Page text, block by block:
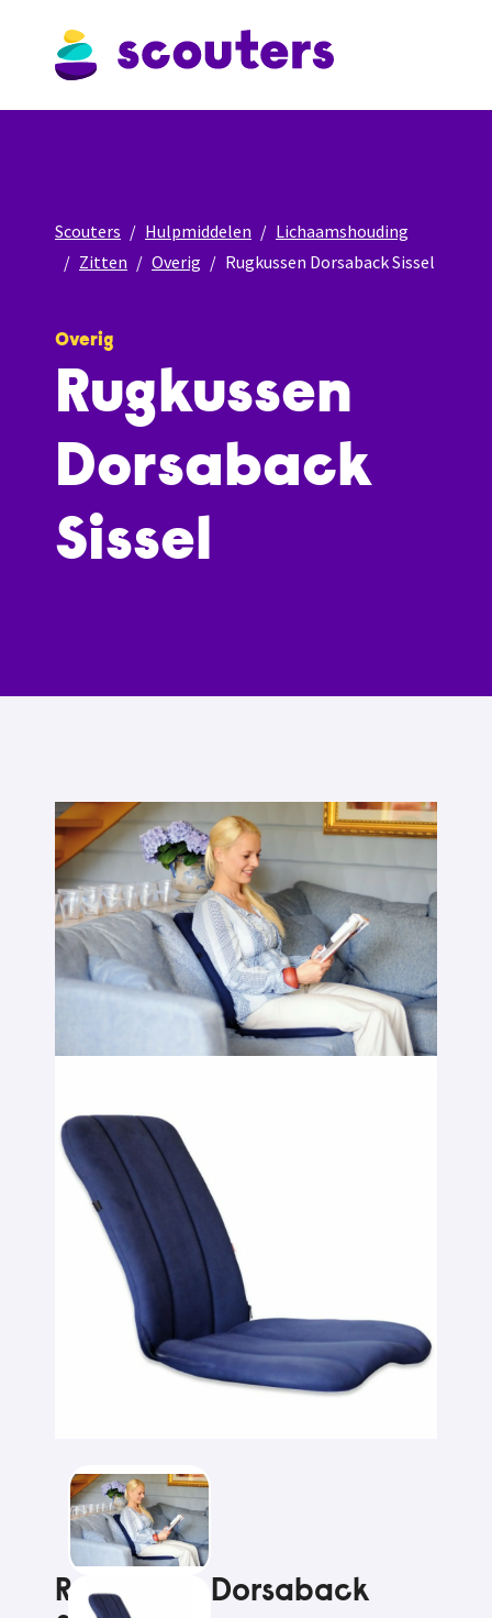
Scouters Hulpmiddelen
Lichaamshouding
Zitten
Overig Rugkussen Dorsaback Sissel
Overig
Rugkussen
Dorsaback
Sissel
Rugkussen Dorsaback